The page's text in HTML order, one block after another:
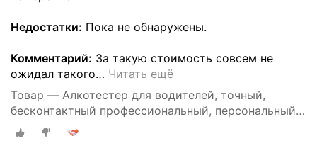
Недостатки: Пока не обнаружены.
Комментарий: За такую стоимость совсем не
ожидал такого… Читать ещё
Товар — Алкотестер для водителей, точный,
бесконтактный профессиональный, персональный
DG shop